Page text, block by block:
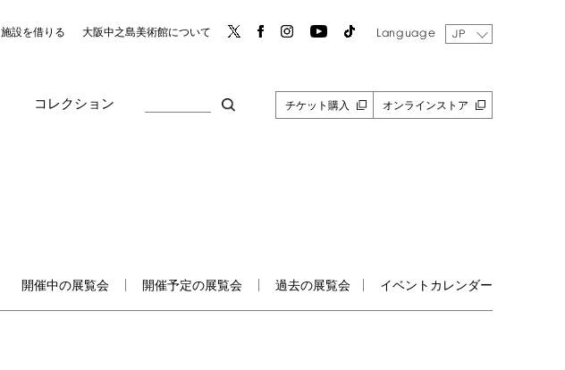
施設を借りる 大阪中之島美術館について Language JP
コレクション チケット購入 オンラインストア
開催中の展覧会 開催予定の展覧会 過去の展覧会 イベントカレンダー